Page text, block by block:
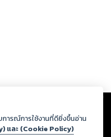
ซต์และปรากฏว่าละเมิดสิทธิใน
กฎหมายและศีลธรรม ดังนั้น ผู้อ่าน
งด้วยตนเอง และหากท่านพบว่าส่วน
การณ์การใช้งานที่ดียิ่งขึ้นอ่าน
และ (Cookie Policy)